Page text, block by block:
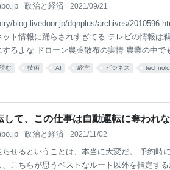
政治と経済 2021/09/21
blog.livedoor.jp/dqnplus/archives/
ト情報に踊らされすぎてる テレビの情報は
るよな ドローン農薬散布の実情 農業の中で
ているけれど その主な利用として期待されて
い 安くなったといっても農薬散布できるぐ
きて 個人農家で買うには投資対効果がまだち
て簡単にみんな思
む 技術 AI 経営 ビジネス
して、この仕事は自動運転に奪われ
政治と経済 2021/11/02
せるということは、本当に大変だ。 予約時
こちらが思うベストなルート以外を指定す